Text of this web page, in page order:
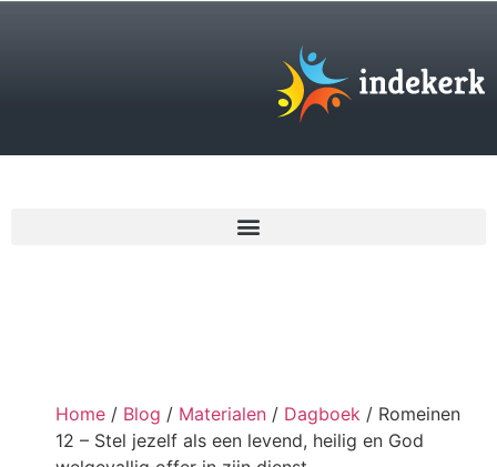
Home / Blog / Materialen / Dagboek / Romeinen
12 – Stel jezelf als een levend, heilig en God